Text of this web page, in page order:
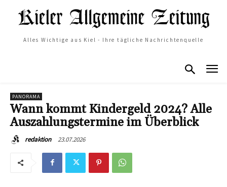
Alles Wichtige aus Kiel - Ihre tägliche Nachrichtenquelle
PANORAMA
Wann kommt Kindergeld 2024? Alle
Auszahlungstermine im Überblick
redaktion 23.07.2026